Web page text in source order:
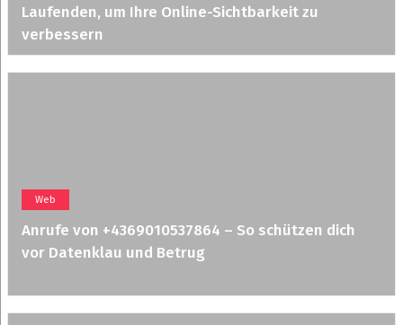
Laufenden, um Ihre Online-Sichtbarkeit zu
verbessern
Web
Anrufe von +4369010537864 – So schützen dich
vor Datenklau und Betrug